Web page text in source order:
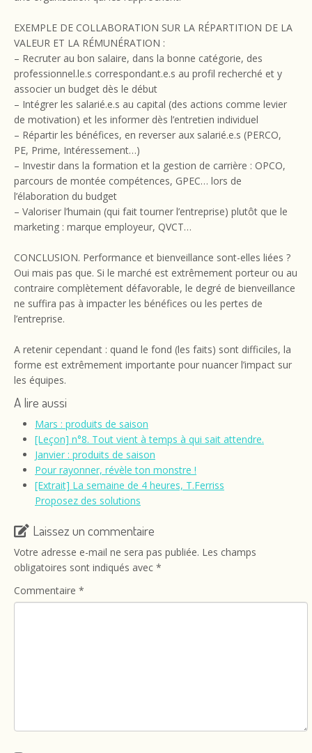
EXEMPLE DE COLLABORATION SUR LA RÉPARTITION DE LA
VALEUR ET LA RÉMUNÉRATION :
– Recruter au bon salaire, dans la bonne catégorie, des
professionnel.le.s correspondant.e.s au profil recherché et y
associer un budget dès le début
– Intégrer les salarié.e.s au capital (des actions comme levier
de motivation) et les informer dès l’entretien individuel
– Répartir les bénéfices, en reverser aux salarié.e.s (PERCO,
PE, Prime, Intéressement…)
– Investir dans la formation et la gestion de carrière : OPCO,
parcours de montée compétences, GPEC… lors de
l’élaboration du budget
– Valoriser l’humain (qui fait tourner l’entreprise) plutôt que le
marketing : marque employeur, QVCT…
CONCLUSION. Performance et bienveillance sont-elles liées ?
Oui mais pas que. Si le marché est extrêmement porteur ou au
contraire complètement défavorable, le degré de bienveillance
ne suffira pas à impacter les bénéfices ou les pertes de
l’entreprise.
A retenir cependant : quand le fond (les faits) sont difficiles, la
forme est extrêmement importante pour nuancer l’impact sur
les équipes.
A lire aussi
Mars : produits de saison
[Leçon] n°8. Tout vient à temps à qui sait attendre.
Janvier : produits de saison
Pour rayonner, révèle ton monstre !
[Extrait] La semaine de 4 heures, T.Ferriss
Proposez des solutions
Laissez un commentaire
Votre adresse e-mail ne sera pas publiée. Les champs
obligatoires sont indiqués avec *
Commentaire *